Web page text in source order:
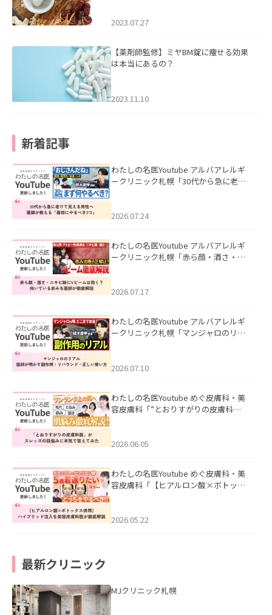
2023.07.27
【薬剤師監修】ミヤBM錠に痩せる効果
は本当にあるの？
2023.11.10
新着記事
わたしの名医Youtube アルバアレルギ
ークリニック札幌「30代から急に老け
た。
2026.07.24
わたしの名医Youtube アルバアレルギ
ークリニック札幌「赤ら顔・酒さ・ニ
した。
2026.07.17
わたしの名医Youtube アルバアレルギ
ークリニック札幌「マンジャロのリア
た。
2026.07.10
わたしの名医Youtube めぐ皮膚科・美
容皮膚科「”とおりすがりの皮膚科
2026.06.05
わたしの名医Youtube めぐ皮膚科・美
容皮膚科「【ヒアルロン酸×ボトック
た。
2026.05.22
最新クリニック
MJクリニック札幌